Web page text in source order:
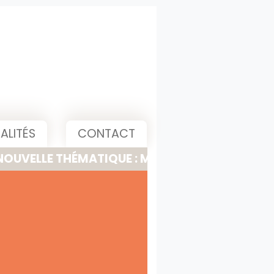
CONTACT
THÉMATIQUE : MEETING, PITCH &